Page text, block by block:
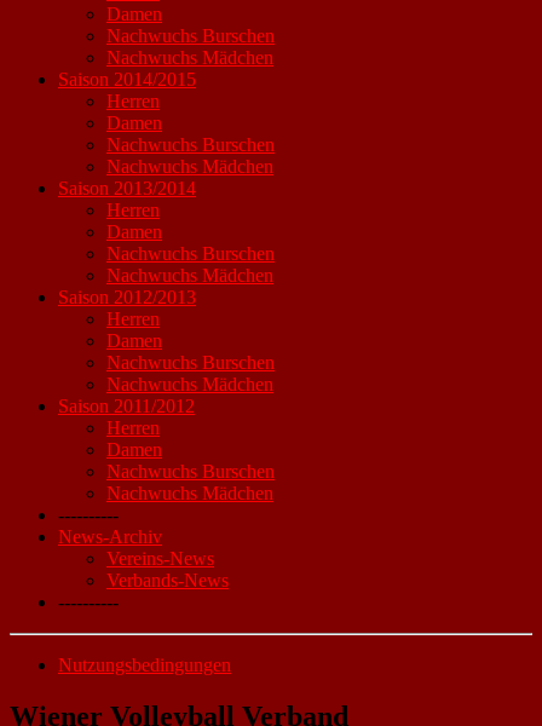
Damen
Nachwuchs Burschen
Nachwuchs Mädchen
Saison 2014/2015
Herren
Damen
Nachwuchs Burschen
Nachwuchs Mädchen
Saison 2013/2014
Herren
Damen
Nachwuchs Burschen
Nachwuchs Mädchen
Saison 2012/2013
Herren
Damen
Nachwuchs Burschen
Nachwuchs Mädchen
Saison 2011/2012
Herren
Damen
Nachwuchs Burschen
Nachwuchs Mädchen
----------
News-Archiv
Vereins-News
Verbands-News
----------
Nutzungsbedingungen
Wiener Volleyball Verband